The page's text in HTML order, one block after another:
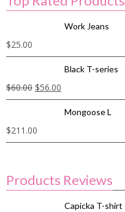
Work Jeans
$25.00
Black T-series
$60.00 $56.00
Mongoose L
$211.00
Products Reviews
Capicka T-shirt